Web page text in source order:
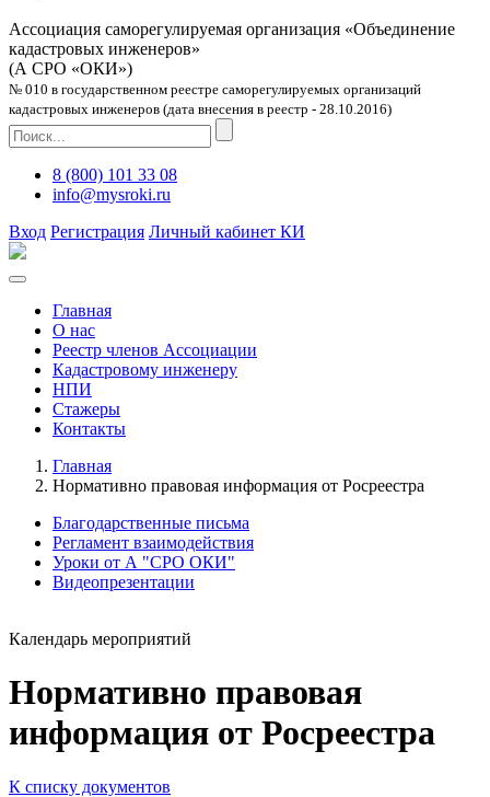
Ассоциация саморегулируемая организация «Объединение
кадастровых инженеров»
(А СРО «ОКИ»)
№ 010 в государственном реестре саморегулируемых организаций
кадастровых инженеров (дата внесения в реестр - 28.10.2016)
8 (800) 101 33 08
info@mysroki.ru
Вход Регистрация Личный кабинет КИ
Главная
О нас
Реестр членов Ассоциации
Кадастровому инженеру
НПИ
Стажеры
Контакты
Главная
Нормативно правовая информация от Росреестра
Благодарственные письма
Регламент взаимодействия
Уроки от А "СРО ОКИ"
Видеопрезентации
Календарь мероприятий
Нормативно правовая
информация от Росреестра
К списку документов